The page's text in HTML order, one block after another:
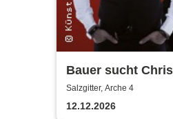
Bauer sucht
Ralf Bauer & Pat
Salzgitter, Arche 4
12.12.2026